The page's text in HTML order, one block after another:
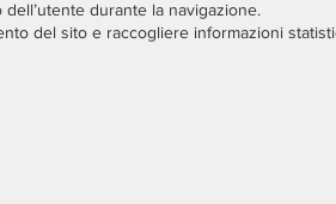
durante la navigazione.
del sito e raccogliere informazioni